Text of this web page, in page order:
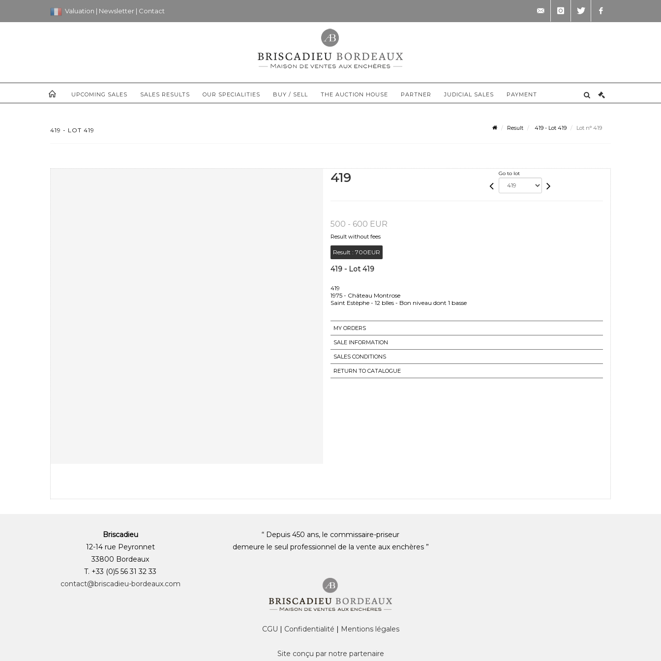
Valuation | Newsletter | Contact
UPCOMING SALES SALES RESULTS OUR SPECIALITIES BUY / SELL THE AUCTION HOUSE PARTNER JUDICIAL SALES PAYMENT
419 - LOT 419 Result 419 - Lot 419 Lot n° 419
419 Go to lot
500 - 600 EUR
Result without fees
Result : 700EUR
419 - Lot 419
419
1975 - Château Montrose
Saint Estèphe - 12 blles - Bon niveau dont 1 basse
MY ORDERS
SALE INFORMATION
SALES CONDITIONS
RETURN TO CATALOGUE
Briscadieu
12-14 rue Peyronnet
33800 Bordeaux
T. +33 (0)5 56 31 32 33
contact@briscadieu-bordeaux.com
“ Depuis 450 ans, le commissaire-priseur
demeure le seul professionnel de la vente aux enchères ”
CGU | Confidentialité | Mentions légales
Site conçu par notre partenaire